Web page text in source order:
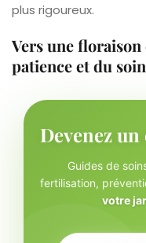
plus rigoureux.
Vers une
patience et du soin
Devenez
Guides de
fertilisation,
votre